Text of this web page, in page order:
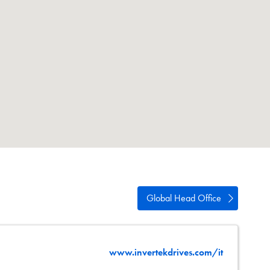
Global Head Office
www.invertekdrives.com/it